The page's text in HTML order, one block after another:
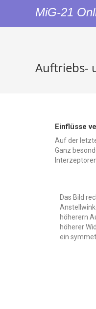
MiG-21
Auftriebs-
Einflüsse
Auf der
Ganz
Das Bild
höherern
höherer
ein